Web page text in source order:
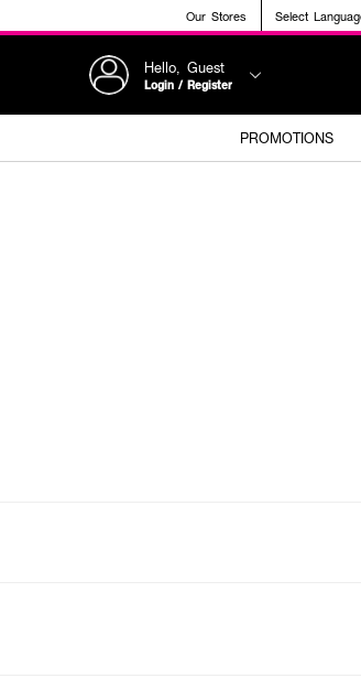
Our Stores Select
Hello, Guest
Login / Register
PROMOTIONS